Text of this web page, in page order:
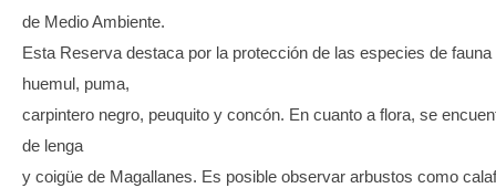
de Medio Ambiente.
Esta Reserva destaca por la protección de las especies de
huemul, puma,
carpintero negro, peuquito y concón. En cuanto a flora, se
de lenga
y coigüe de Magallanes. Es posible observar arbustos como